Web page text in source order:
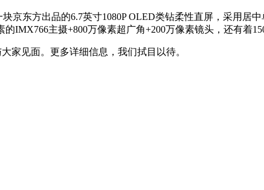
京东方出品的6.7英寸1080P OLED类钻柔性直屏，采用居
IMX766主摄+800万像素超广角+200万像素镜头，还有着
家见面。更多详细信息，我们拭目以待。